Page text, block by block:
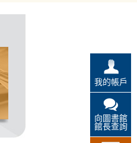
我的帳戶
向圖書館
館長查詢